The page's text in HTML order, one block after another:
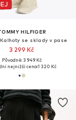
HILFIGER
se sklady v pase
3 299 Kč
Původně: 3 949 Kč
nejnižší cena:1 320 Kč